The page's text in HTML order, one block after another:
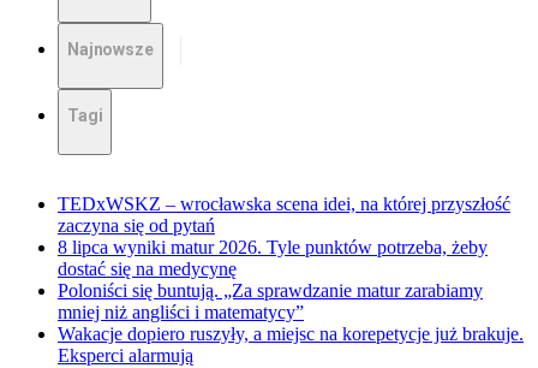
Najnowsze
Tagi
TEDxWSKZ – wrocławska scena idei, na której przyszłość
zaczyna się od pytań
8 lipca wyniki matur 2026. Tyle punktów potrzeba, żeby
dostać się na medycynę
Poloniści się buntują. „Za sprawdzanie matur zarabiamy
mniej niż angliści i matematycy”
Wakacje dopiero ruszyły, a miejsc na korepetycje już brakuje.
Eksperci alarmują